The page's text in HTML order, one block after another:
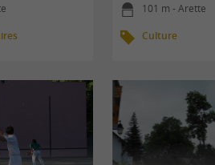
101 m - Arette
Culture